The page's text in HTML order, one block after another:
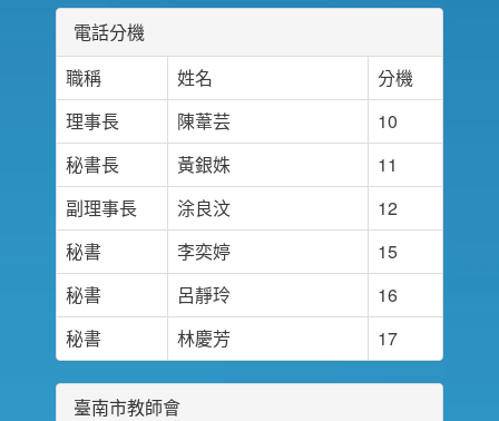
電話分機
職稱
姓名
分機
理事長
陳葦芸
10
秘書長
黃銀姝
11
副理事長
涂良汶
12
秘書
李奕婷
15
秘書
呂靜玲
16
秘書
林慶芳 17
臺南市教師會